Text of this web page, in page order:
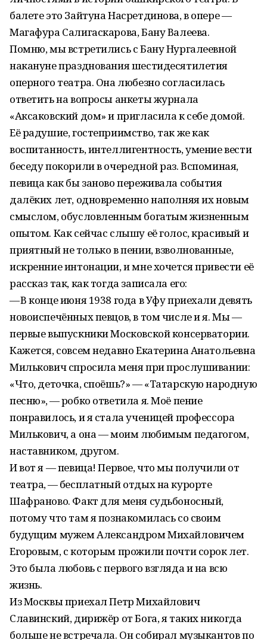
балете это Зайтуна Насретдинова, в опере —
Магафура Салигаскарова, Бану Валеева.
Помню, мы встретились с Бану Нургалеевной
накануне празднования шестидесятилетия
оперного театра. Она любезно согласилась
ответить на вопросы анкеты журнала
«Аксаковский дом» и пригласила к себе домой.
Её радушие, гостеприимство, так же как
воспитанность, интеллигентность, умение вести
беседу покорили в очередной раз. Вспоминая,
певица как бы заново переживала события
далёких лет, одновременно наполняя их новым
смыслом, обусловленным богатым жизненным
опытом. Как сейчас слышу её голос, красивый и
приятный не только в пении, взволнованные,
искренние интонации, и мне хочется привести её
рассказ так, как тогда записала его:
— В конце июня 1938 года в Уфу приехали девять
новоиспечённых певцов, в том числе и я. Мы —
первые выпускники Московской консерватории.
Кажется, совсем недавно Екатерина Анатольевна
Милькович спросила меня при прослушивании:
«Что, деточка, споёшь?» — «Татарскую народную
песню», — робко ответила я. Моё пение
понравилось, и я стала ученицей профессора
Милькович, а она — моим любимым педагогом,
наставником, другом.
И вот я — певица! Первое, что мы получили от
театра, — бесплатный отдых на курорте
Шафраново. Факт для меня судьбоносный,
потому что там я познакомилась со своим
будущим мужем Александром Михайловичем
Егоровым, с которым прожили почти сорок лет.
Это была любовь с первого взгляда и на всю
жизнь.
Из Москвы приехал Петр Михайлович
Славинский, дирижёр от Бога, я таких никогда
больше не встречала. Он собирал музыкантов по